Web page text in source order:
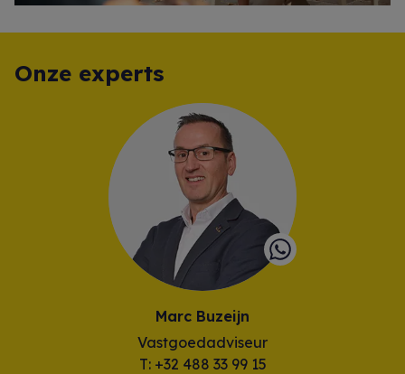
Onze experts
Marc Buzeijn
Vastgoedadviseur
T: +32 488 33 99 15